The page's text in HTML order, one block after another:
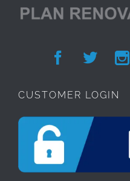
  
CUSTOMER LOGIN